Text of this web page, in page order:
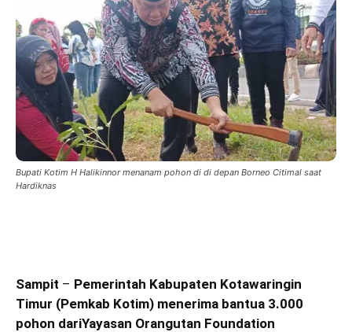
Bupati Kotim H Halikinnor menanam pohon di di depan Borneo Citimal saat
Hardiknas
Sampit – Pemerintah Kabupaten Kotawaringin
Timur (Pemkab Kotim) menerima bantua 3.000
pohon dariYayasan Orangutan Foundation